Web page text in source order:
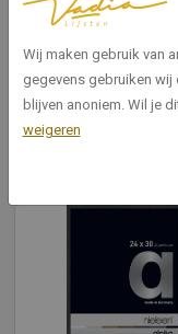
Alpha Frosted Silver
Breedte: 24
Hoogte: 30
Wij maken gebruik van
gegevens gebruiken wij
blijven anoniem. Wil je
weigeren